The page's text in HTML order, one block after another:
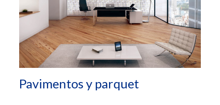
Pavimentos y parquet